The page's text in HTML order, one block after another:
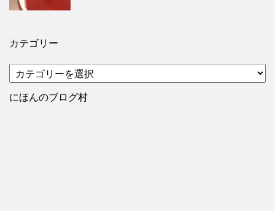
カテゴリー
テ
ゴ
にほんのブログ村